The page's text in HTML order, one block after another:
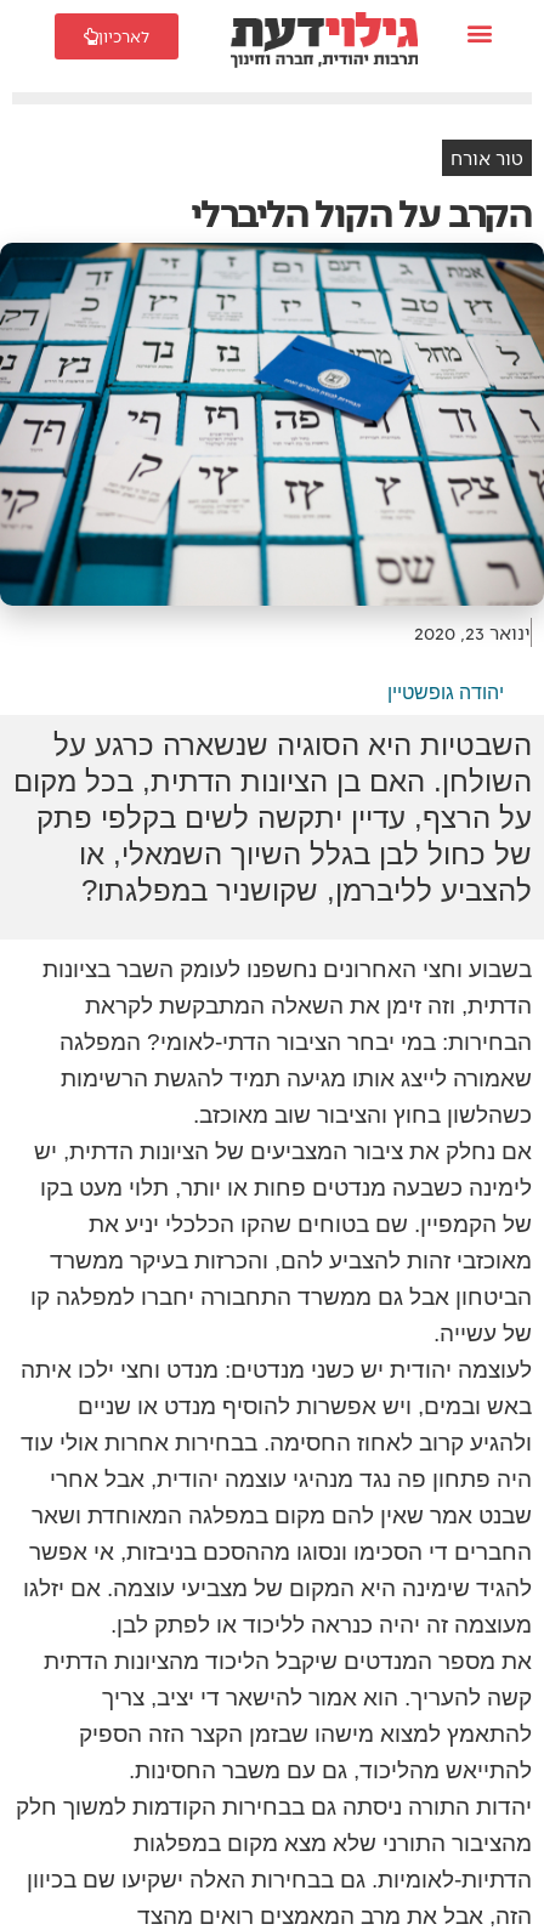
לארכיון
טור אורח
הקרב על הקול הליברלי
ינואר 23, 2020
יהודה גופשטיין
השבטיות היא הסוגיה שנשארה כרגע על
השולחן. האם בן הציונות הדתית, בכל מקום
על הרצף, עדיין יתקשה לשים בקלפי פתק
של כחול לבן בגלל השיוך השמאלי, או
להצביע לליברמן, שקושניר במפלגתו?
בשבוע וחצי האחרונים נחשפנו לעומק השבר בציונות
הדתית, וזה זימן את השאלה המתבקשת לקראת
הבחירות: במי יבחר הציבור הדתי-לאומי? המפלגה
שאמורה לייצג אותו מגיעה תמיד להגשת הרשימות
כשהלשון בחוץ והציבור שוב מאוכזב.
אם נחלק את ציבור המצביעים של הציונות הדתית, יש
לימינה כשבעה מנדטים פחות או יותר, תלוי מעט בקו
של הקמפיין. שם בטוחים שהקו הכלכלי יניע את
מאוכזבי זהות להצביע להם, והכרזות בעיקר ממשרד
הביטחון אבל גם ממשרד התחבורה יחברו למפלגה קו
של עשייה.
לעוצמה יהודית יש כשני מנדטים: מנדט וחצי ילכו איתה
באש ובמים, ויש אפשרות להוסיף מנדט או שניים
ולהגיע קרוב לאחוז החסימה. בבחירות אחרות אולי עוד
היה פתחון פה נגד מנהיגי עוצמה יהודית, אבל אחרי
שבנט אמר שאין להם מקום במפלגה המאוחדת ושאר
החברים די הסכימו ונסוגו מההסכם בניבזות, אי אפשר
להגיד שימינה היא המקום של מצביעי עוצמה. אם יזלגו
מעוצמה זה יהיה כנראה לליכוד או לפתק לבן.
את מספר המנדטים שיקבל הליכוד מהציונות הדתית
קשה להעריך. הוא אמור להישאר די יציב, צריך
להתאמץ למצוא מישהו שבזמן הקצר הזה הספיק
להתייאש מהליכוד, גם עם משבר החסינות.
יהדות התורה ניסתה גם בבחירות הקודמות למשוך חלק
מהציבור התורני שלא מצא מקום במפלגות
הדתיות-לאומיות. גם בבחירות האלה ישקיעו שם בכיוון
הזה, אבל את מרב המאמצים רואים מהצד